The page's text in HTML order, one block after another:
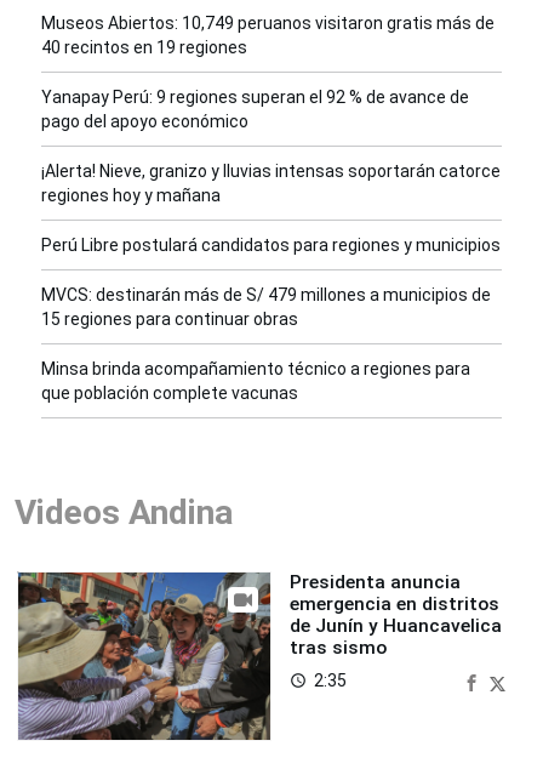
Museos Abiertos: 10,749 peruanos visitaron gratis más de
40 recintos en 19 regiones
Yanapay Perú: 9 regiones superan el 92 % de avance de
pago del apoyo económico
¡Alerta! Nieve, granizo y lluvias intensas soportarán catorce
regiones hoy y mañana
Perú Libre postulará candidatos para regiones y municipios
MVCS: destinarán más de S/ 479 millones a municipios de
15 regiones para continuar obras
Minsa brinda acompañamiento técnico a regiones para
que población complete vacunas
Videos Andina
Presidenta anuncia
emergencia en distritos
de Junín y Huancavelica
tras sismo
access_time 2:35